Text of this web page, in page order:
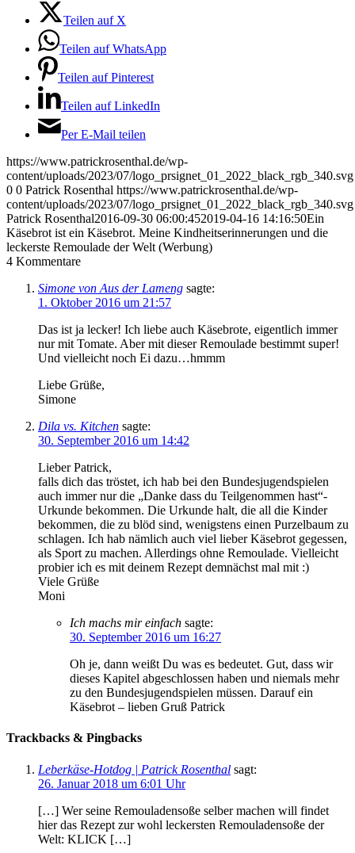
Teilen auf X
Teilen auf WhatsApp
Teilen auf Pinterest
Teilen auf LinkedIn
Per E-Mail teilen
https://www.patrickrosenthal.de/wp-
content/uploads/2023/07/logo_prsignet_01_2022_black_rgb_340.svg
0 0 Patrick Rosenthal https://www.patrickrosenthal.de/wp-
content/uploads/2023/07/logo_prsignet_01_2022_black_rgb_340.svg
Patrick Rosenthal2016-09-30 06:00:452019-04-16 14:16:50Ein
Käsebrot ist ein Käsebrot. Meine Kindheitserinnerungen und die
leckerste Remoulade der Welt (Werbung)
4 Kommentare
Simone von Aus der Lameng sagte:
1. Oktober 2016 um 21:57
Das ist ja lecker! Ich liebe auch Käsebrote, eigentlich immer
nur mit Tomate. Aber mit dieser Remoulade bestimmt super!
Und vielleicht noch Ei dazu…hmmm
Liebe Grüße,
Simone
Dila vs. Kitchen sagte:
30. September 2016 um 14:42
Lieber Patrick,
falls dich das tröstet, ich hab bei den Bundesjugendspielen
auch immer nur die „Danke dass du Teilgenommen hast“-
Urkunde bekommen. Die Urkunde halt, die all die Kinder
bekommen, die zu blöd sind, wenigstens einen Purzelbaum zu
schlagen. Ich hab nämlich auch viel lieber Käsebrot gegessen,
als Sport zu machen. Allerdings ohne Remoulade. Vielleicht
probier ich es mit deinem Rezept demnächst mal mit :)
Viele Grüße
Moni
Ich machs mir einfach sagte:
30. September 2016 um 16:27
Oh je, dann weißt Du was es bedeutet. Gut, dass wir
dieses Kapitel abgeschlossen haben und niemals mehr
zu den Bundesjugendspielen müssen. Darauf ein
Käsebrot – lieben Gruß Patrick
Trackbacks & Pingbacks
Leberkäse-Hotdog | Patrick Rosenthal sagt:
26. Januar 2018 um 6:01 Uhr
[…] Wer seine Remouladensoße selber machen will findet
hier das Rezept zur wohl leckersten Remouladensoße der
Welt: KLICK […]